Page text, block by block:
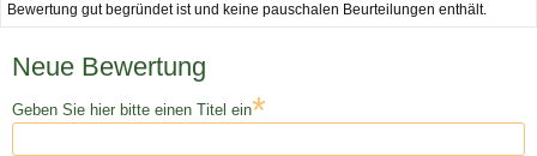
Bewertung gut begründet ist und keine pauschalen Beurteilungen enthält.
Neue Bewertung
Geben Sie hier bitte einen Titel ein*